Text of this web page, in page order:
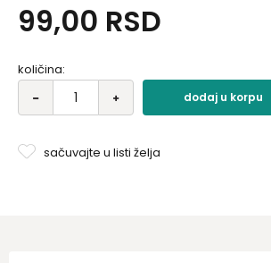
dete. Velika količina glitera u temperi
efekat tempere. Pakovanje: 22ml.
99,00 RSD
količina:
dodaj u korpu
sačuvajte u listi želja